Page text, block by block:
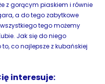
z gorącym piaskiem i równie
a do tego zabytkowe
tego możemy
Jak się do niego
co najlepsze z kubańskiej
interesuje: